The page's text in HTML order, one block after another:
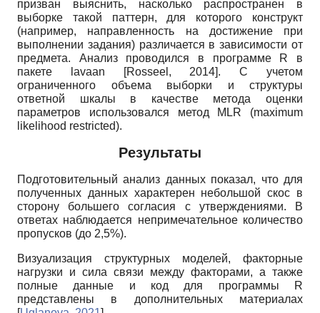
призван выяснить, насколько распространен в
выборке такой паттерн, для которого конструкт
(например, направленность на достижение при
выполнении задания) различается в зависимости от
предмета. Анализ проводился в программе R в
пакете
lavaan [Rosseel, 2014]. С учетом
ограниченного объема выборки и структуры
ответной шкалы в качестве метода оценки
параметров использовался метод
MLR (maximum
likelihood restricted).
Результаты
Подготовительный анализ данных показал, что для
полученных данных характерен небольшой скос в
сторону большего согласия с утверждениями. В
ответах наблюдается непримечательное количество
пропусков (до 2,5%).
Визуализация структурных моделей, факторные
нагрузки и сила связи между факторами, а также
полные данные и код для программы
R
представлены в дополнительных материалах